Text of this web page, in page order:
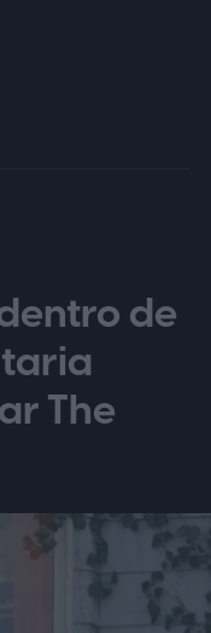
de
The